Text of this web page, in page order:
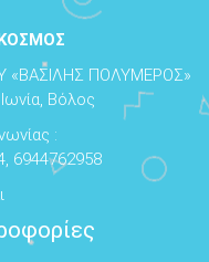
«ΒΑΣΙΛΗΣ ΠΟΛΥΜΕΡΟΣ»
Βόλος
:
6944762958